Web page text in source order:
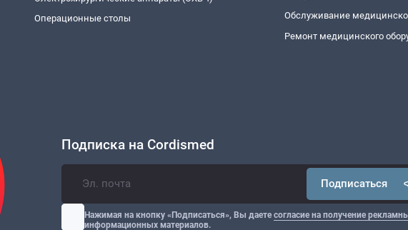
Операционные столы
Обслуживание
Ремонт медицинского
Подписка на Cordismed
Подписаться
Нажимая на кнопку «Подписаться», Вы даете согласие на получение
информационных материалов.